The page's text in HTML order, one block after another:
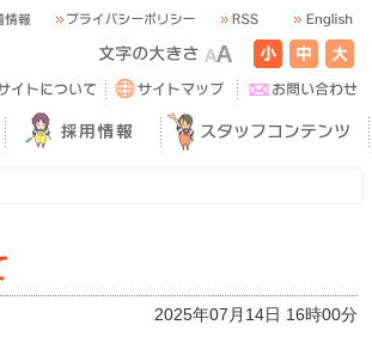
2025年07月14日 16時00分